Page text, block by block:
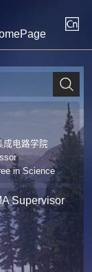
成电路学院
in Science
Supervisor